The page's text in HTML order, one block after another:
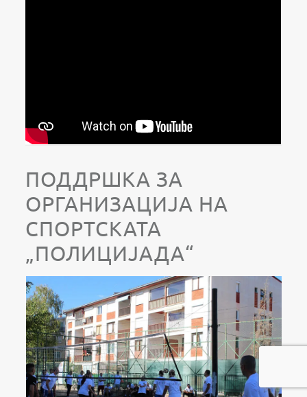
ПОДДРШКА ЗА
ОРГАНИЗАЦИЈА НА
СПОРТСКАТА
„ПОЛИЦИЈАДА“